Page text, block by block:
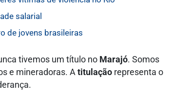
salarial
de jovens brasileiras
tivemos um título no Marajó. Somos
e mineradoras. A titulação representa o